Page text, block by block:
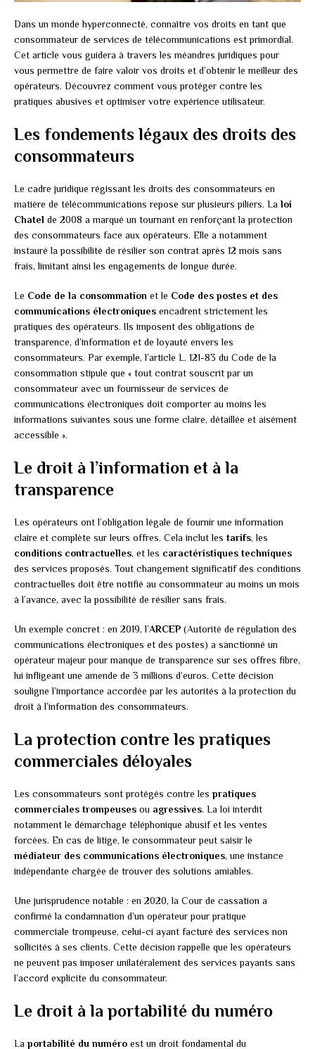
Dans un monde hyperconnecté, connaître vos droits en tant que
consommateur de services de télécommunications est primordial.
Cet article vous guidera à travers les méandres juridiques pour
vous permettre de faire valoir vos droits et d’obtenir le meilleur des
opérateurs. Découvrez comment vous protéger contre les
pratiques abusives et optimiser votre expérience utilisateur.
Les fondements légaux des droits des
consommateurs
Le cadre juridique régissant les droits des consommateurs en
matière de télécommunications repose sur plusieurs piliers. La loi
Chatel de 2008 a marqué un tournant en renforçant la protection
des consommateurs face aux opérateurs. Elle a notamment
instauré la possibilité de résilier son contrat après 12 mois sans
frais, limitant ainsi les engagements de longue durée.
Le Code de la consommation et le Code des postes et des
communications électroniques encadrent strictement les
pratiques des opérateurs. Ils imposent des obligations de
transparence, d’information et de loyauté envers les
consommateurs. Par exemple, l’article L. 121-83 du Code de la
consommation stipule que « tout contrat souscrit par un
consommateur avec un fournisseur de services de
communications électroniques doit comporter au moins les
informations suivantes sous une forme claire, détaillée et aisément
accessible ».
Le droit à l’information et à la
transparence
Les opérateurs ont l’obligation légale de fournir une information
claire et complète sur leurs offres. Cela inclut les tarifs, les
conditions contractuelles, et les caractéristiques techniques
des services proposés. Tout changement significatif des conditions
contractuelles doit être notifié au consommateur au moins un mois
à l’avance, avec la possibilité de résilier sans frais.
Un exemple concret : en 2019, l’ARCEP (Autorité de régulation des
communications électroniques et des postes) a sanctionné un
opérateur majeur pour manque de transparence sur ses offres fibre,
lui infligeant une amende de 3 millions d’euros. Cette décision
souligne l’importance accordée par les autorités à la protection du
droit à l’information des consommateurs.
La protection contre les pratiques
commerciales déloyales
Les consommateurs sont protégés contre les pratiques
commerciales trompeuses ou agressives. La loi interdit
notamment le démarchage téléphonique abusif et les ventes
forcées. En cas de litige, le consommateur peut saisir le
médiateur des communications électroniques, une instance
indépendante chargée de trouver des solutions amiables.
Une jurisprudence notable : en 2020, la Cour de cassation a
confirmé la condamnation d’un opérateur pour pratique
commerciale trompeuse, celui-ci ayant facturé des services non
sollicités à ses clients. Cette décision rappelle que les opérateurs
ne peuvent pas imposer unilatéralement des services payants sans
l’accord explicite du consommateur.
Le droit à la portabilité du numéro
La portabilité du numéro est un droit fondamental du